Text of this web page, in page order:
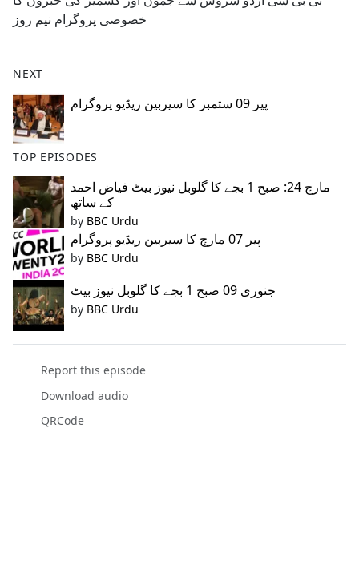
b
oخصوصی پروگرام نیم روز
NEXT
پیر 09 ستمبر کا سیربین ریڈیو پروگرام
TOP EPISODES
مارچ 24: صبح 1 بجے کا گلوبل نیوز بیٹ فیاض احمد
کے ساتھ
by BBC Urdu
پیر 07 مارچ کا سیربین ریڈیو پروگرام
by BBC Urdu
جنوری 09 صبح 1 بجے کا گلوبل نیوز بیٹ
by BBC Urdu
Report this episode
Download audio
QRCode